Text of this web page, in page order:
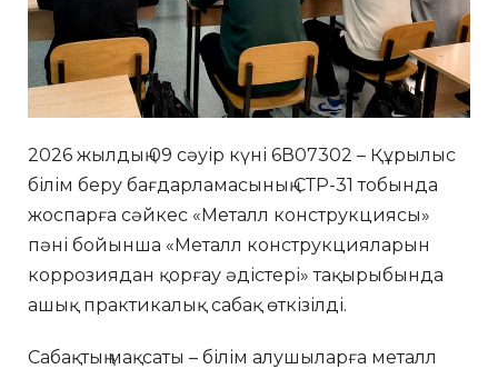
2026 жылдың 09 сәуір күні 6В07302 – Құрылыс
білім беру бағдарламасының СТР-31 тобында
жоспарға сәйкес «Металл конструкциясы»
пәні бойынша «Металл конструкцияларын
коррозиядан қорғау әдістері» тақырыбында
ашық практикалық сабақ өткізілді.
Сабақтың мақсаты – білім алушыларға металл